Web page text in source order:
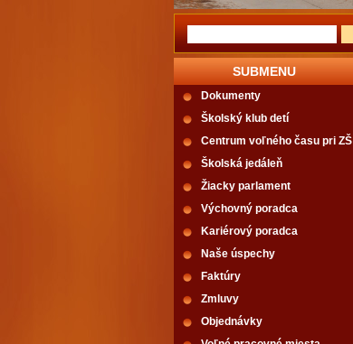
SUBMENU
Dokumenty
Školský klub detí
Centrum voľného času pri ZŠ
Školská jedáleň
Žiacky parlament
Výchovný poradca
Kariérový poradca
Naše úspechy
Faktúry
Zmluvy
Objednávky